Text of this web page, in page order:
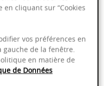
panier
cliquant sur “Cookies
vos préférences en
de la fenêtre.
en matière de
de Données